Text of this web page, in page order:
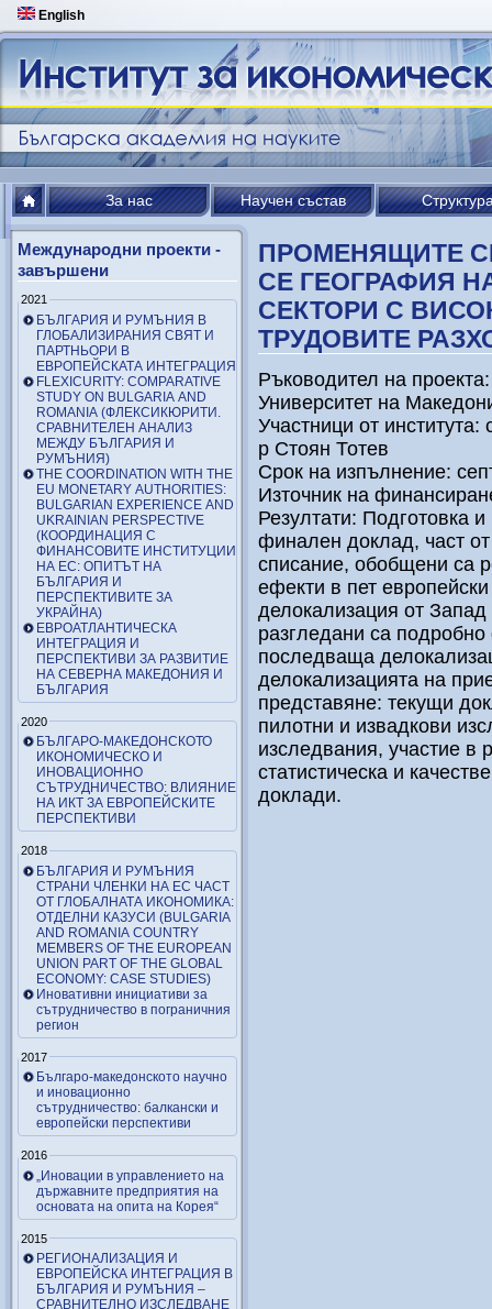
English
За нас Научен състав
Международни проекти -
завършени
2021
БЪЛГАРИЯ И РУМЪНИЯ В
ГЛОБАЛИЗИРАНИЯ СВЯТ И
ПАРТНЬОРИ В
ЕВРОПЕЙСКАТА ИНТЕГРАЦИЯ
FLEXICURITY: COMPARATIVE
STUDY ON BULGARIA AND
ROMANIA (ФЛЕКСИКЮРИТИ.
СРАВНИТЕЛЕН АНАЛИЗ
МЕЖДУ БЪЛГАРИЯ И
РУМЪНИЯ)
THE COORDINATION WITH THE
EU MONETARY AUTHORITIES:
BULGARIAN EXPERIENCE AND
UKRAINIAN PERSPECTIVE
(КООРДИНАЦИЯ С
ФИНАНСОВИТЕ ИНСТИТУЦИИ
НА ЕС: ОПИТЪТ НА
БЪЛГАРИЯ И
ПЕРСПЕКТИВИТЕ ЗА
УКРАЙНА)
ЕВРОАТЛАНТИЧЕСКА
ИНТЕГРАЦИЯ И
ПЕРСПЕКТИВИ ЗА РАЗВИТИЕ
НА СЕВЕРНА МАКЕДОНИЯ И
БЪЛГАРИЯ
2020
БЪЛГАРО-МАКЕДОНСКОТО
ИКОНОМИЧЕСКО И
ИНОВАЦИОННО
СЪТРУДНИЧЕСТВО: ВЛИЯНИЕ
НА ИКТ ЗА ЕВРОПЕЙСКИТЕ
ПЕРСПЕКТИВИ
2018
БЪЛГАРИЯ И РУМЪНИЯ
СТРАНИ ЧЛЕНКИ НА ЕС ЧАСТ
ОТ ГЛОБАЛНАТА ИКОНОМИКА:
ОТДЕЛНИ КАЗУСИ (BULGARIA
AND ROMANIA COUNTRY
MEMBERS OF THE EUROPEAN
UNION PART OF THE GLOBAL
ECONOMY: CASE STUDIES)
Иновативни инициативи за
сътрудничество в пограничния
регион
2017
Българо-македонското научно
и иновационно
сътрудничество: балкански и
европейски перспективи
2016
„Иновации в управлението на
държавните предприятия на
основата на опита на Корея“
2015
РЕГИОНАЛИЗАЦИЯ И
ЕВРОПЕЙСКА ИНТЕГРАЦИЯ В
БЪЛГАРИЯ И РУМЪНИЯ –
СРАВНИТЕЛНО ИЗСЛЕДВАНЕ
ПРОМЕНЯЩИТЕ
СЕ ГЕОГРАФИЯ
СЕКТОРИ С
ТРУДОВИТЕ
Ръководител на
Университет на
Участници от
р Стоян Тотев
Срок на изпълнение:
Източник на
Резултати: Подготовка
финален доклад, част
списание, обобщени са
ефекти в пет
делокализация от
разгледани са
последваща
делокализацията на
представяне: текущи
пилотни и извадкови
изследвания, участие в
статистическа и
доклади.